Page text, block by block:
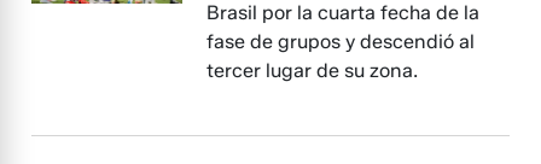
Brasil por la cuarta fecha de la
fase de grupos y descendió al
tercer lugar de su zona.